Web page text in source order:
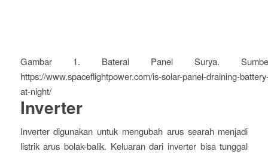
Gambar 1. Baterai Panel Surya.
https://www.spaceflightpower.com/is-solar-panel-draining-
at-night/
Inverter
Inverter digunakan untuk mengubah arus searah menjadi
listrik arus bolak-balik. Keluaran dari inverter bisa tunggal